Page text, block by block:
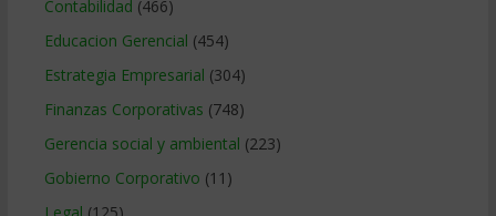
Contabilidad (466)
Educacion Gerencial (454)
Estrategia Empresarial (304)
Finanzas Corporativas (748)
Gerencia social y ambiental (223)
Gobierno Corporativo (11)